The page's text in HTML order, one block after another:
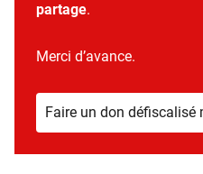
partage.
Merci d’avance.
Faire un don défiscalisé